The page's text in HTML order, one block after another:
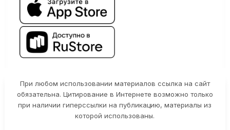
При любом использовании материалов ссылка на сайт
обязательна. Цитирование в Интернете возможно только
при наличии гиперссылки на публикацию, материалы из
которой использованы.